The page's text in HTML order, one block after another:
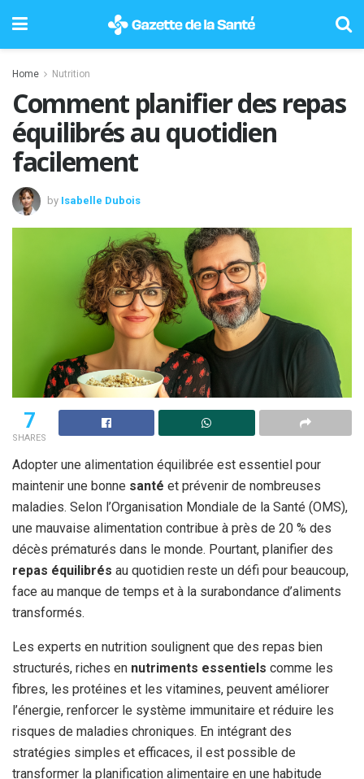
Home Nutrition
Comment planifier des repas
équilibrés au quotidien
facilement
by Isabelle Dubois
7
SHARES
Adopter une alimentation équilibrée est essentiel pour
maintenir une bonne santé et prévenir de nombreuses
maladies. Selon l’Organisation Mondiale de la Santé (OMS),
une mauvaise alimentation contribue à près de 20 % des
décès prématurés dans le monde. Pourtant, planifier des
repas équilibrés au quotidien reste un défi pour beaucoup,
face au manque de temps et à la surabondance d’aliments
transformés.
Les experts en nutrition soulignent que des repas bien
structurés, riches en nutriments essentiels comme les
fibres, les protéines et les vitamines, peuvent améliorer
l’énergie, renforcer le système immunitaire et réduire les
risques de maladies chroniques. En intégrant des
stratégies simples et efficaces, il est possible de
transformer la planification alimentaire en une habitude